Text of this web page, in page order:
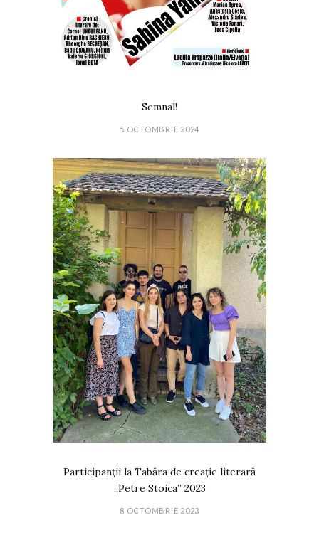
Semnal!
5 OCTOMBRIE 2024
Participanții la Tabăra de creație literară
„Petre Stoica” 2023
8 OCTOMBRIE 2023